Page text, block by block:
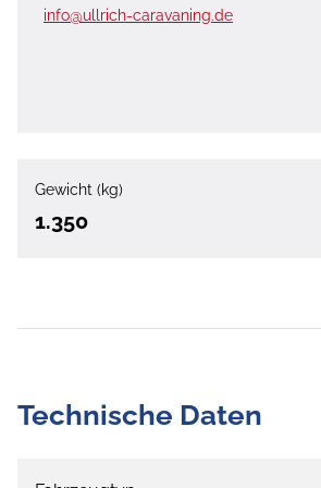
info@ullrich-caravaning.de
Gewicht (kg)
1.350
Technische Daten